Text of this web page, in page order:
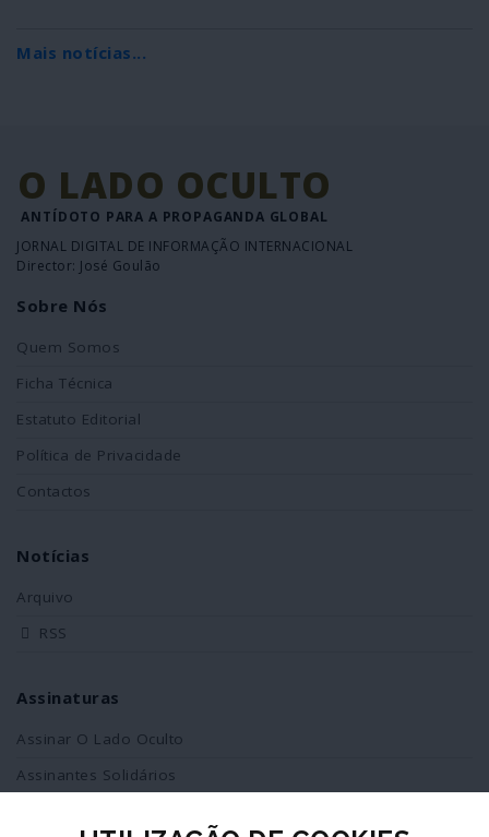
Mais notícias...
O LADO OCULTO
ANTÍDOTO PARA A PROPAGANDA GLOBAL
JORNAL DIGITAL DE INFORMAÇÃO INTERNACIONAL
Director: José Goulão
Sobre Nós
Quem Somos
Ficha Técnica
Estatuto Editorial
Política de Privacidade
Contactos
Notícias
Arquivo
RSS
Assinaturas
Assinar O Lado Oculto
Assinantes Solidários